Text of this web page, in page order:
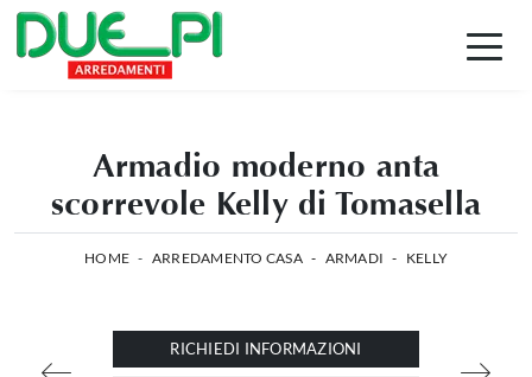
Armadio moderno anta
scorrevole Kelly di Tomasella
HOME - ARREDAMENTO CASA - ARMADI - KELLY
RICHIEDI INFORMAZIONI